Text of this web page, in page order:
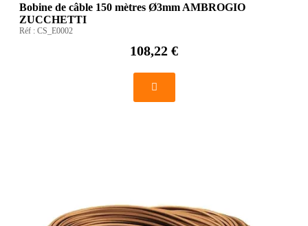
Bobine de câble 150 mètres Ø3mm AMBROGIO
ZUCCHETTI
Réf : CS_E0002
108,22 €